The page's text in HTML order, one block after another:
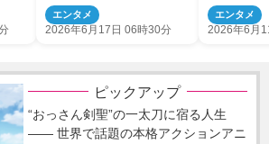
が立ち向かう
エンタメ
2026年6月17日 06時30分
然「佳乃
「もう主
エンタメ
2026年6月
ピックアップ
“おっさん剣聖”の一太刀に宿る人生
―― 世界で話題の本格アクションアニ